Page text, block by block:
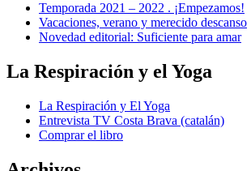
Temporada 2021 – 2022 . ¡Empezamos!
Vacaciones, verano y merecido descanso
Novedad editorial: Suficiente para amar
La Respiración y el Yoga
La Respiración y El Yoga
Entrevista TV Costa Brava (catalán)
Comprar el libro